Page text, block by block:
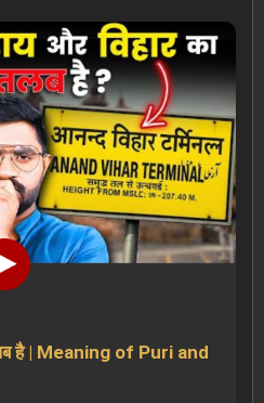
है | Meaning of Puri and